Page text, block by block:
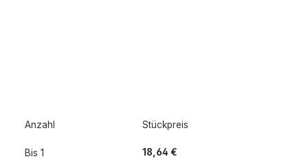
Anzahl Stückpreis
Bis 1 18,64 €